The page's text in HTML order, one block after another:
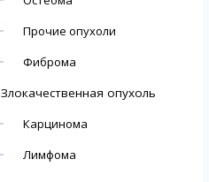
Прочие опухоли
Фиброма
Злокачественная опухоль
Карцинома
Лимфома